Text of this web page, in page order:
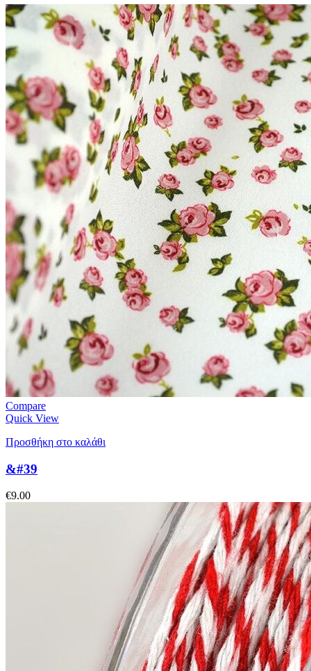
Compare
Quick View
Προσθήκη στο καλάθι
&#39
€9.00